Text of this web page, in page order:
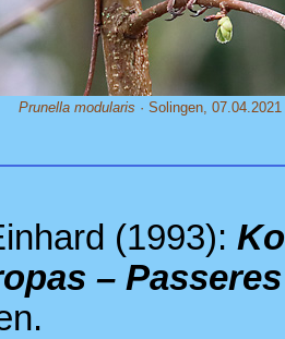
Prunella modularis · Solingen, 07.04.2021
(1993):
– Passeres